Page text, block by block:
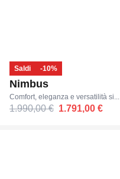
Saldi -10%
Nimbus
Comfort, eleganza e versatilità si...
1.990,00 € 1.791,00 €